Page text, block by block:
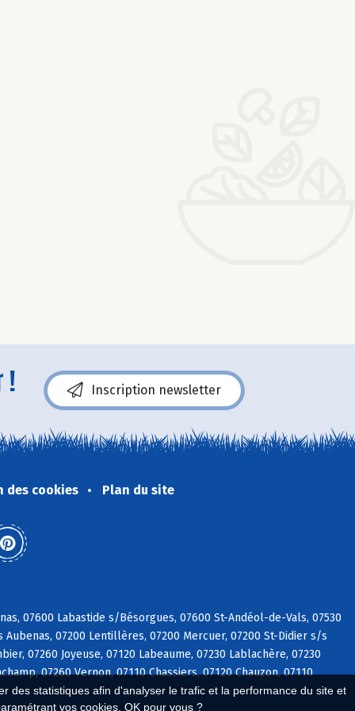
des statistiques afin d'analyser le trafic et la performance du site et
vos cookies. OK pour vous ?
! Inscription newsletter
des cookies Plan du site
07600 Labastide s/Bésorgues, 07600 St-Andéol-de-Vals, 07530
07200 Lentillères, 07200 Mercuer, 07200 St-Didier s/s
07260 Joyeuse, 07120 Labeaume, 07230 Lablachère, 07230
07260 Vernon, 07110 Chassiers, 07120 Chauzon, 07110